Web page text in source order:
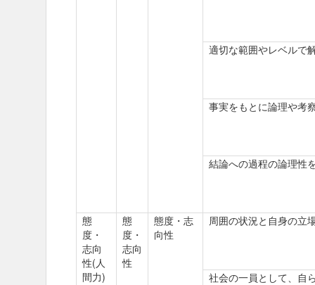
適切な範囲やレベルで
事実をもとに論理や考
結論への過程の論理性
態
度・
志向
性(人
間力)
態
度・
志向
性
態度・志
向性
周囲の状況と自身の立
社会の一員として、自